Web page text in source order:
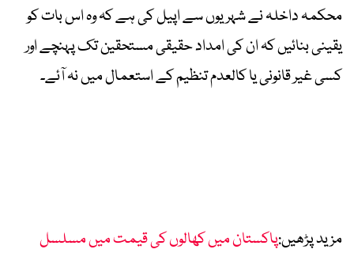
محکمہ داخلہ نے شہریوں سے اپیل کی ہے کہ وہ اس بات کو
یقینی بنائیں کہ ان کی امداد حقیقی مستحقین تک پہنچے اور
کسی غیر قانونی یا کالعدم تنظیم کے استعمال میں نہ آئے۔
مزید پڑھیں:پاکستان میں کھالوں کی قیمت میں مسلسل